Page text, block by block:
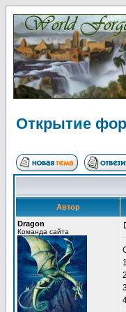
Открытие
Автор
Dragon
Команда сайта